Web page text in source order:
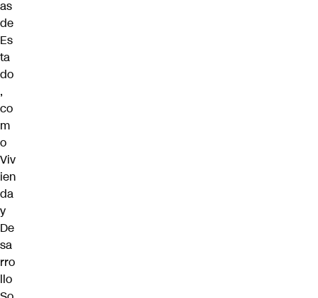
as
de
Es
ta
do
,
co
m
o
Viv
ien
da
y
De
sa
rro
llo